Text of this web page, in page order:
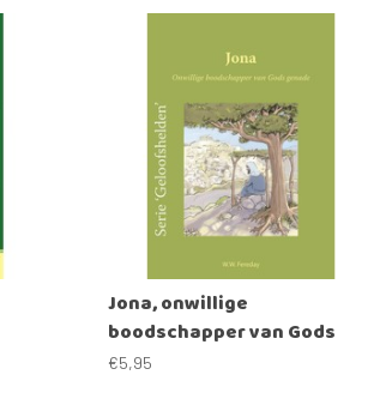
Jona, onwillige
boodschapper van Gods
genade.
€5,95